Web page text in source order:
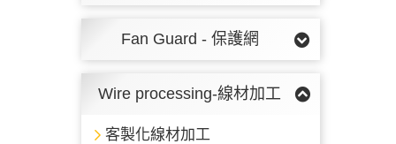
Fan Guard - 保護網
Wire processing-線材加工
客製化線材加工